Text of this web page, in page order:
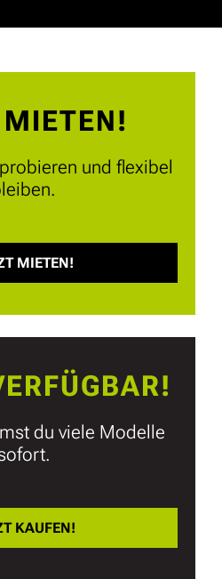
und flexibel
MIETEN!
du viele Modelle
KAUFEN!